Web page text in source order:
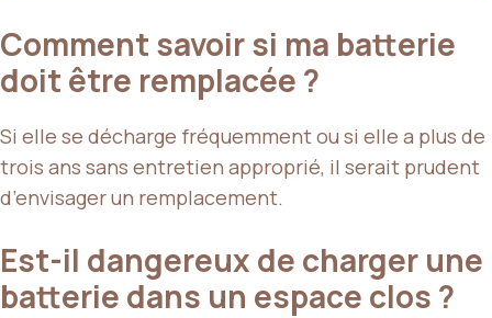
Comment savoir si ma batterie
doit être remplacée ?
Si elle se décharge fréquemment ou si elle a plus de
trois ans sans entretien approprié, il serait prudent
d’envisager un remplacement.
Est-il dangereux de charger une
batterie dans un espace clos ?